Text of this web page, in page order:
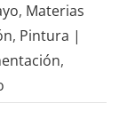
, Materias
, Pintura |
,